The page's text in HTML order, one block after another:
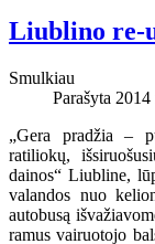
Liublino re-
Smulkiau
Parašyta
„Gera pradžia –
ratiliokų,
dainos“ Liubline,
valandos nuo
autobusą
ramus vairuotojo